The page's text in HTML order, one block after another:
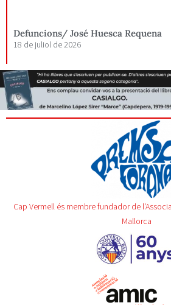
Defuncions/ José Huesca Requena
18 de juliol de 2026
Cap Vermell és membre fundador de
Mallorca